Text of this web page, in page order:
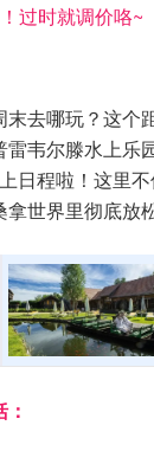
过时就调价咯~
末去哪玩？这个
韦尔滕水上乐
日程啦！这里
世界里彻底放